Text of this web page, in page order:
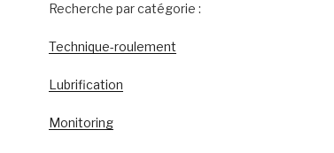
Recherche par catégorie :
Technique-roulement
Lubrification
Monitoring